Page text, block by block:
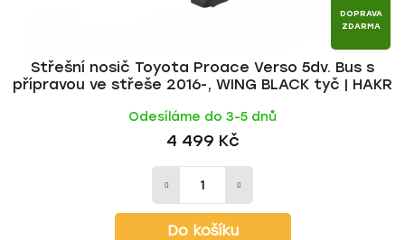
DOPRAVA
ZDARMA
Střešní nosič Toyota Proace Verso 5dv. Bus s
přípravou ve střeše 2016-, WING BLACK tyč | HAKR
Odesíláme do 3-5 dnů
4 499 Kč
Do košíku